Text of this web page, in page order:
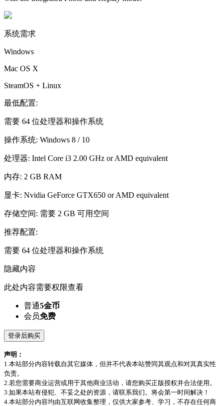
系统需求
Windows
Mac OS X
SteamOS + Linux
最低配置:
需要 64 位处理器和操作系统
操作系统: Windows 8 / 10
处理器: Intel Core i3 2.00 GHz or AMD equivalent
内存: 2 GB RAM
显卡: Nvidia GeForce GTX650 or AMD equivalent
存储空间: 需要 2 GB 可用空间
推荐配置:
需要 64 位处理器和操作系统
隐藏内容
此处内容需要权限查看
普通5金币
会员免费
登录后购买
声明：
1.本站部分内容转载自其它媒体，但并不代表本站赞同其观点和对其真实性
负责。
2.若您需要商业运营或用于其他商业活动，请您购买正版授权并合法使用。
3.如果本站有侵犯、不妥之处的资源，请联系我们。将会第一时间解决！
4.本站部分内容均由互联网收集整理，仅供大家参考、学习，不存在任何商